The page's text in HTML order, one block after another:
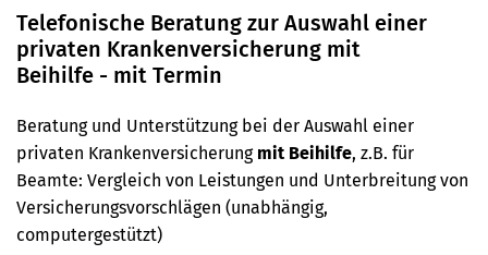
Telefonische Beratung zur Auswahl einer
privaten Kranken­­versicherung mit
Beihilfe - mit Termin
Beratung und Unterstützung bei der Auswahl einer
privaten Krankenversicherung mit Beihilfe, z.B. für
Beamte: Vergleich von Leistungen und Unterbreitung von
Versicherungsvorschlägen (unabhängig,
computergestützt)